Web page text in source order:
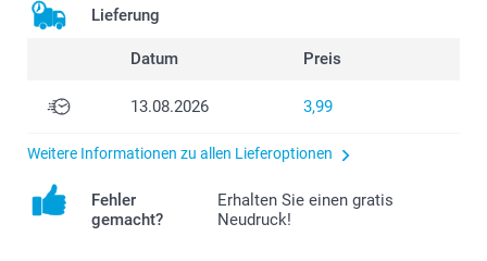
Lieferung
Datum Preis
13.08.2026 3,99
Weitere Informationen zu allen Lieferoptionen
Fehler
gemacht?
Erhalten Sie einen gratis
Neudruck!